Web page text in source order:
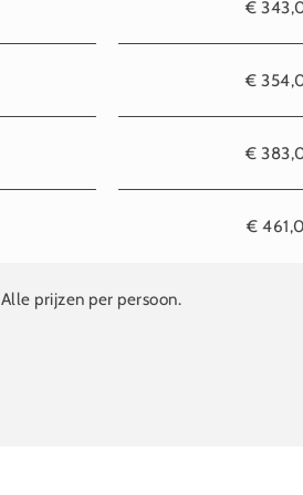
€
€
€
€
Alle prijzen per persoon.